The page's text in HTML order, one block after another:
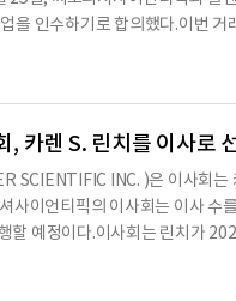
기 16.1%에서 상승했다.조정
을 인수하기로 합의했다.이번
', '추구한다', '추정한다'와 같은
간주될 수 있다.실제 결과가 이
타 재앙적 사건, 새로운 제품
자본 지출 정책 및 정부 자금 정
부 규제의 변화, 정부 계약을 규
는 이점이 기대대로 실현되지
가능성, 인수로 인해 솔벤트
카렌 S. 린치를 이사로
SCIENTIFIC INC. )은 이사회는
사이언티픽의 이사회는 이사 수
할 예정이다.이사회는 린치가
어 혜택과 약국 혜택 관리 사업